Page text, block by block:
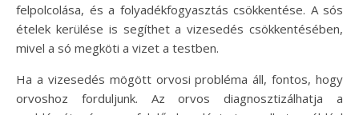
felpolcolása, és a folyadékfogyasztás csökkentése. A sós
ételek kerülése is segíthet a vizesedés csökkentésében,
mivel a só megköti a vizet a testben.
Ha a vizesedés mögött orvosi probléma áll, fontos, hogy
orvoshoz forduljunk. Az orvos diagnosztizálhatja a